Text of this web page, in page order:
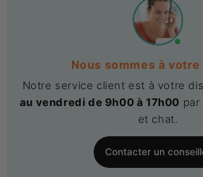
Nous sommes à
Notre service client est à votre
au vendredi de 9h00 à 17h00
et chat.
Contacter un